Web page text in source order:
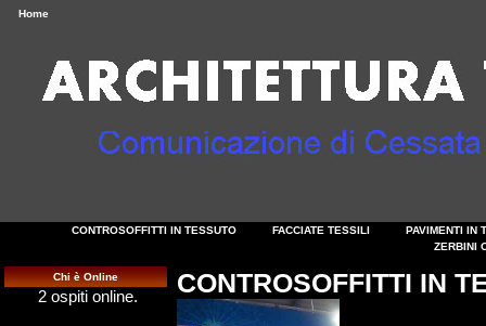
Home
CONTROSOFFITTI IN TESSUTO FACCIATE TESSILI
PAVIMENTI IN
ZERBINI
Chi è Online
2 ospiti online. CONTROSOFFITTI IN